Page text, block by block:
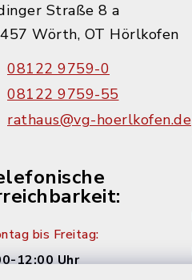
Straße 8 a
Wörth, OT Hörlkofen
08122 9759-0
08122 9759-55
rathaus@vg-hoerlkofen.de
bis Freitag:
12:00 Uhr